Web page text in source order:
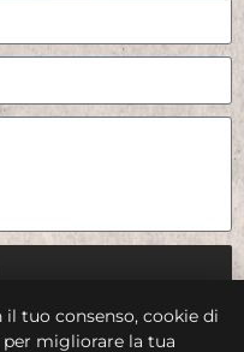
tuo consenso, cookie di
migliorare la tua